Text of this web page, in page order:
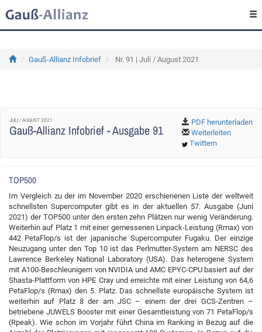
Gauß-Allianz Infobrief Nr. 91 | Juli / August 2021
JULI / AUGUST 2021
Gauß-Allianz Infobrief - Ausgabe 91
PDF herunterladen
Weiterleiten
Twittern
TOP500
Im Vergleich zu der im November 2020 erschienenen Liste der weltweit
schnellsten Supercomputer gibt es in der aktuellen 57. Ausgabe (Juni
2021) der TOP500 unter den ersten zehn Plätzen nur wenig Veränderung.
Weiterhin auf Platz 1 mit einer gemessenen Linpack-Leistung (Rmax) von
442 PetaFlop/s ist der japanische Supercomputer Fugaku. Der einzige
Neuzugang unter den Top 10 ist das Perlmutter-System am NERSC des
Lawrence Berkeley National Laboratory (USA). Das heterogene System
mit A100-Beschleunigern von NVIDIA und AMC EPYC-CPU basiert auf der
Shasta-Plattform von HPE Cray und erreichte mit einer Leistung von 64,6
PetaFlop/s (Rmax) den 5. Platz. Das schnellste europäische System ist
weiterhin auf Platz 8 der am JSC – einem der drei GCS-Zentren –
betriebene JUWELS Booster mit einer Gesamtleistung von 71 PetaFlop/s
(Rpeak). Wie schon im Vorjahr führt China im Ranking in Bezug auf die